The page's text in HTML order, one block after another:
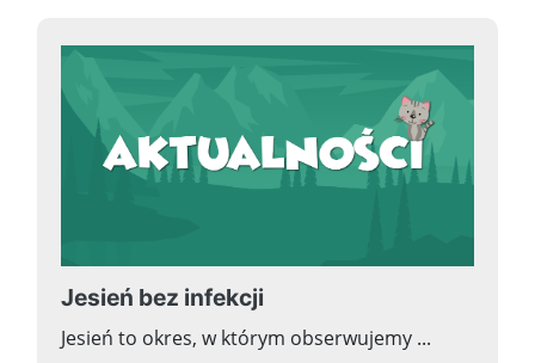
Jesień bez infekcji
Jesień to okres, w którym obserwujemy ...